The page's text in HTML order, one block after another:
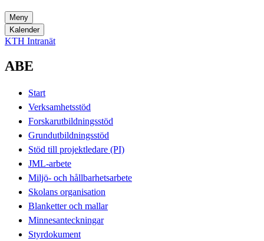
Meny
Kalender
KTH Intranät
ABE
Start
Verksamhetsstöd
Forskarutbildningsstöd
Grundutbildningsstöd
Stöd till projektledare (PI)
JML-arbete
Miljö- och hållbarhetsarbete
Skolans organisation
Blanketter och mallar
Minnesanteckningar
Styrdokument